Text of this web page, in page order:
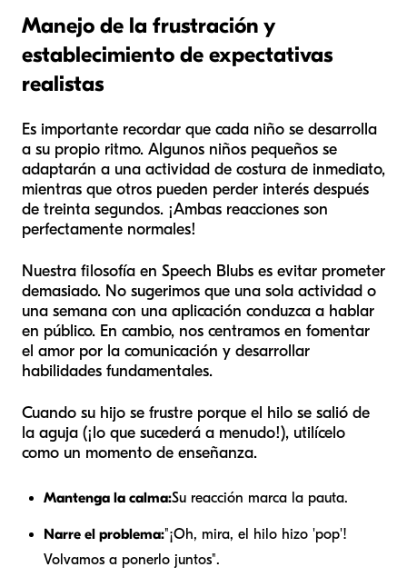
Manejo de la frustración y
establecimiento de expectativas
realistas
Es importante recordar que cada niño se desarrolla
a su propio ritmo. Algunos niños pequeños se
adaptarán a una actividad de costura de inmediato,
mientras que otros pueden perder interés después
de treinta segundos. ¡Ambas reacciones son
perfectamente normales!
Nuestra filosofía en Speech Blubs es evitar prometer
demasiado. No sugerimos que una sola actividad o
una semana con una aplicación conduzca a hablar
en público. En cambio, nos centramos en fomentar
el amor por la comunicación y desarrollar
habilidades fundamentales.
Cuando su hijo se frustre porque el hilo se salió de
la aguja (¡lo que sucederá a menudo!), utilícelo
como un momento de enseñanza.
Mantenga la calma:Su reacción marca la pauta.
Narre el problema:"¡Oh, mira, el hilo hizo 'pop'!
Volvamos a ponerlo juntos".